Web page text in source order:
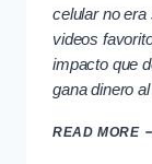
celular no
videos
impacto que
gana dinero
READ MORE